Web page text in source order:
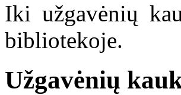
Iki užgavėnių
bibliotekoje.
Užgavėnių